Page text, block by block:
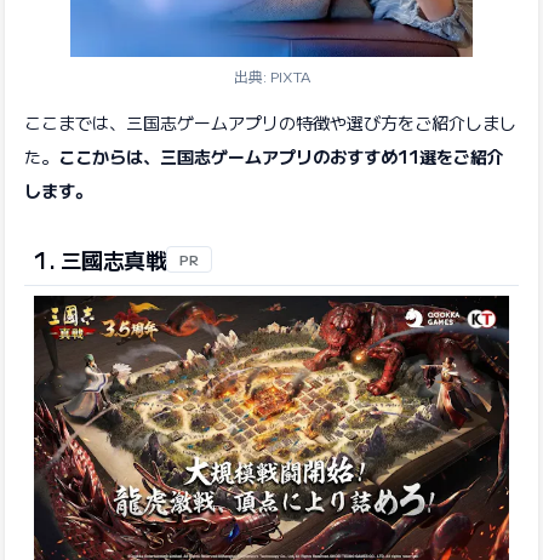
出典: PIXTA
ここまでは、三国志ゲームアプリの特徴や選び方をご紹介しまし
た。 ここからは、三国志ゲームアプリのおすすめ11選をご紹介
します。
1. 三國志真戦 PR